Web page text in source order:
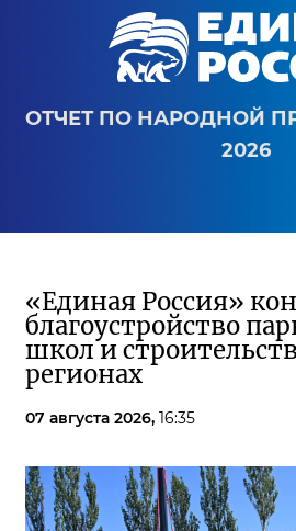
ОТЧЕТ ПО НАРОДНОЙ
2026
«Единая Россия»
благоустройство
школ и
регионах
07 августа 2026, 16:35